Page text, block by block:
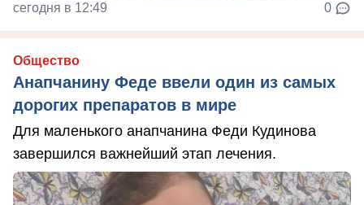
сегодня в 12:49 0
Общество
Анапчанину Феде ввели один из самых
дорогих препаратов в мире
Для маленького анапчанина Феди Кудинова
завершился важнейший этап лечения.